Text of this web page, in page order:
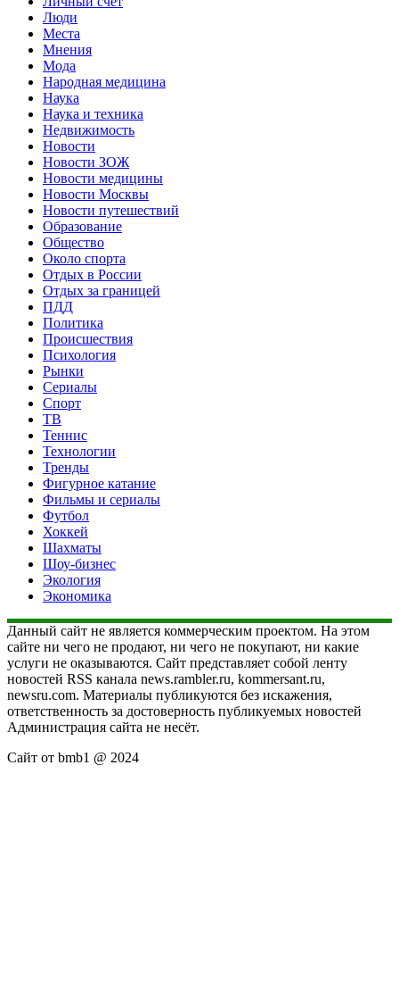
Люди
Места
Мнения
Мода
Народная медицина
Наука
Наука и техника
Недвижимость
Новости
Новости ЗОЖ
Новости медицины
Новости Москвы
Новости путешествий
Образование
Общество
Около спорта
Отдых в России
Отдых за границей
ПДД
Политика
Происшествия
Психология
Рынки
Сериалы
Спорт
ТВ
Теннис
Технологии
Тренды
Фигурное катание
Фильмы и сериалы
Футбол
Хоккей
Шахматы
Шоу-бизнес
Экология
Экономика
Данный сайт не является коммерческим проектом. На этом
сайте ни чего не продают, ни чего не покупают, ни какие
услуги не оказываются. Сайт представляет собой ленту
новостей RSS канала news.rambler.ru, kommersant.ru,
newsru.com. Материалы публикуются без искажения,
ответственность за достоверность публикуемых новостей
Администрация сайта не несёт.
Сайт от bmb1 @ 2024